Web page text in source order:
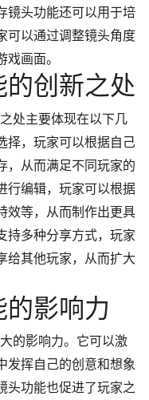
镜头功能还可以用于培
可以通过调整镜头角度
画面。
创新之处
处主要体现在以下几
择，玩家可以根据自己
，从而满足不同玩家的
行编辑，玩家可以根据
效等，从而制作出更具
持多种分享方式，玩家
给其他玩家，从而扩大
影响力
的影响力。它可以激
发挥自己的创意和想象
头功能也促进了玩家之